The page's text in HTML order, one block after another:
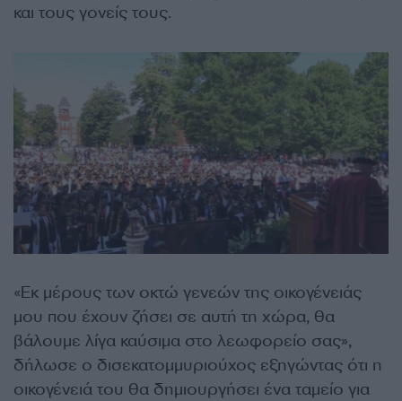
και τους γονείς τους.
«Εκ μέρους των οκτώ γενεών της οικογένειάς
μου που έχουν ζήσει σε αυτή τη χώρα, θα
βάλουμε λίγα καύσιμα στο λεωφορείο σας»,
δήλωσε ο δισεκατομμυριούχος εξηγώντας ότι η
οικογένειά του θα δημιουργήσει ένα ταμείο για